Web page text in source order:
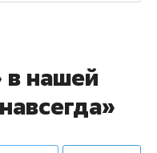
нашей